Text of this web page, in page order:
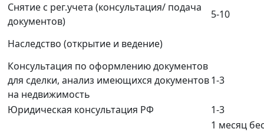
Снятие с рег.учета (консультация/ подача
документов)
5-10
Наследство (открытие и ведение)
Консультация по оформлению документов
для сделки, анализ имеющихся документов
на недвижимость
1-3
Юридическая консультация РФ 1-3
1 месяц